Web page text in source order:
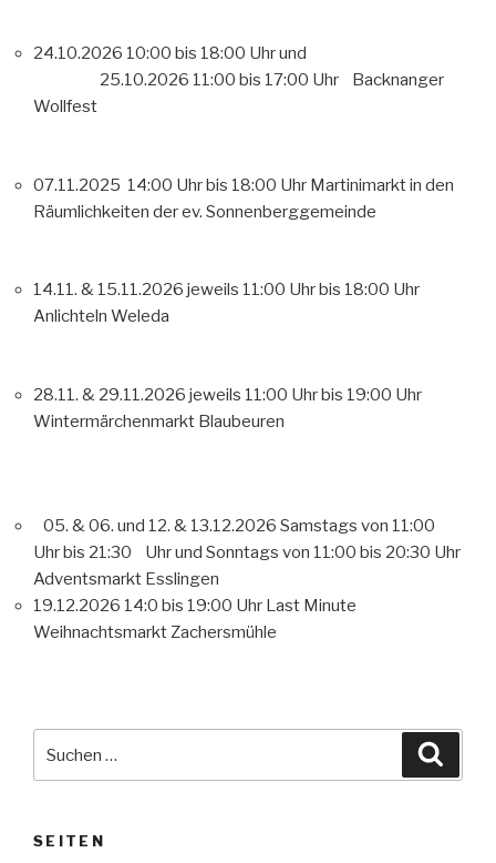
24.10.2026 10:00 bis 18:00 Uhr und
25.10.2026 11:00 bis 17:00 Uhr Backnanger
Wollfest
07.11.2025 14:00 Uhr bis 18:00 Uhr Martinimarkt in den
Räumlichkeiten der ev. Sonnenberggemeinde
14.11. & 15.11.2026 jeweils 11:00 Uhr bis 18:00 Uhr
Anlichteln Weleda
28.11. & 29.11.2026 jeweils 11:00 Uhr bis 19:00 Uhr
Wintermärchenmarkt Blaubeuren
05. & 06. und 12. & 13.12.2026 Samstags von 11:00
Uhr bis 21:30 Uhr und Sonntags von 11:00 bis 20:30 Uhr
Adventsmarkt Esslingen
19.12.2026 14:0 bis 19:00 Uhr Last Minute
Weihnachtsmarkt Zachersmühle
nach:
SEITEN